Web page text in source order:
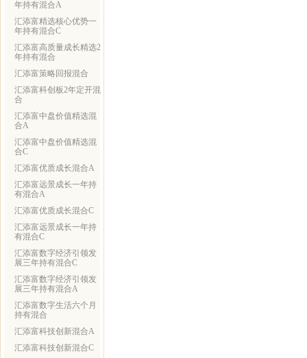
年持有混合A
汇添富精选核心优势一
年持有混合C
汇添富高质量成长精选2
年持有混合
汇添富策略回报混合
汇添富科创板2年定开混
合
汇添富中盘价值精选混
合A
汇添富中盘价值精选混
合C
汇添富优质成长混合A
汇添富远景成长一年持
有混合A
汇添富优质成长混合C
汇添富远景成长一年持
有混合C
汇添富数字经济引领发
展三年持有混合C
汇添富数字经济引领发
展三年持有混合A
汇添富数字生活六个月
持有混合
汇添富科技创新混合A
汇添富科技创新混合C